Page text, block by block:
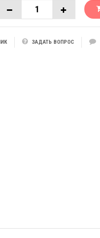
ЗАДАТЬ ВОПРОС